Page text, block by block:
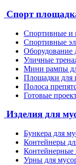
Спорт
Спортивные и
Спортивные
Оборудование
Уличные
Мини рампы
Площадки для
Полоса
Готовые
Изделия для
Бункера для
Контейнеры
Контейнерные
Урны для